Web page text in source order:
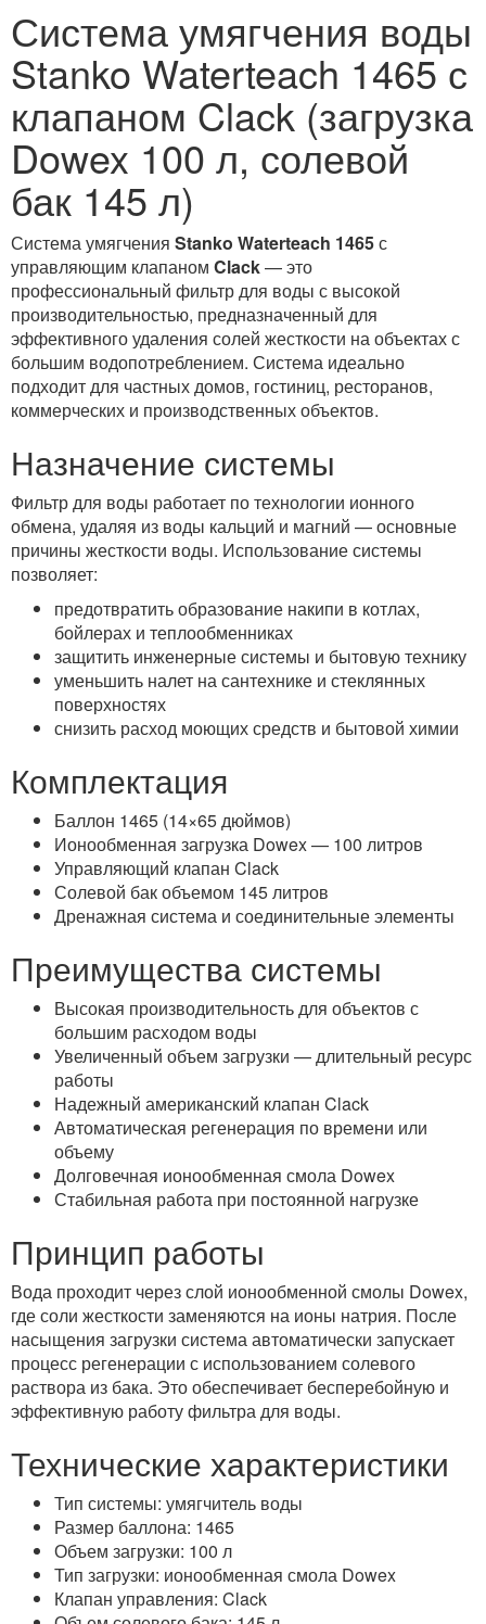
Система умягчения воды
Stanko Waterteach 1465 с
клапаном Clack (загрузка
Dowex 100 л, солевой
бак 145 л)
Система умягчения Stanko Waterteach 1465с
управляющим клапаном Clack— это
профессиональный фильтр для воды с высокой
производительностью, предназначенный для
эффективного удаления солей жесткости на объектах с
большим водопотреблением. Система идеально
подходит для частных домов, гостиниц, ресторанов,
коммерческих и производственных объектов.
Назначение системы
Фильтр для воды работает по технологии ионного
обмена, удаляя из воды кальций и магний — основные
причины жесткости воды. Использование системы
позволяет:
предотвратить образование накипи в котлах,
бойлерах и теплообменниках
защитить инженерные системы и бытовую технику
уменьшить налет на сантехнике и стеклянных
поверхностях
снизить расход моющих средств и бытовой химии
Комплектация
Баллон 1465 (14×65 дюймов)
Ионообменная загрузка Dowex — 100 литров
Управляющий клапан Clack
Солевой бак объемом 145 литров
Дренажная система и соединительные элементы
Преимущества системы
Высокая производительность для объектов с
большим расходом воды
Увеличенный объем загрузки — длительный ресурс
работы
Надежный американский клапан Clack
Автоматическая регенерация по времени или
объему
Долговечная ионообменная смола Dowex
Стабильная работа при постоянной нагрузке
Принцип работы
Вода проходит через слой ионообменной смолы Dowex,
где соли жесткости заменяются на ионы натрия. После
насыщения загрузки система автоматически запускает
процесс регенерации с использованием солевого
раствора из бака. Это обеспечивает бесперебойную и
эффективную работу фильтра для воды.
Технические характеристики
Тип системы: умягчитель воды
Размер баллона: 1465
Объем загрузки: 100 л
Тип загрузки: ионообменная смола Dowex
Клапан управления: Clack